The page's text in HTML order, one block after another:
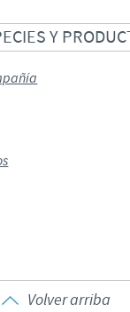
Y
Volver arriba